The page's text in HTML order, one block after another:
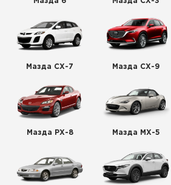
Мазда СХ-7 Мазда СХ-9
Мазда РХ-8 Мазда МХ-5